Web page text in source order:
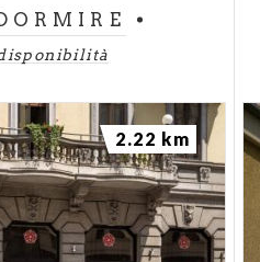
2.22 km